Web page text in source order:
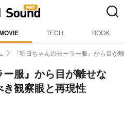
TECH BOOK
『明日ちゃんのセーラー服』から目が
ー服』から目が離せな
観察眼と再現性